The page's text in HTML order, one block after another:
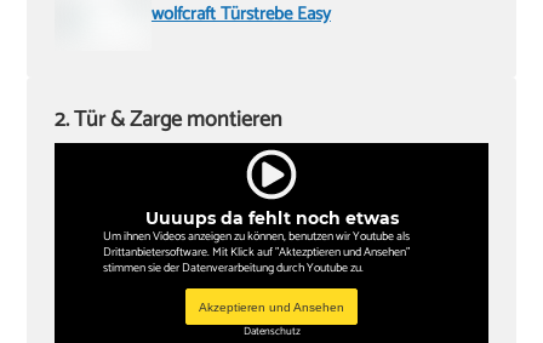
wolfcraft Türstrebe Easy
Uuuups da fehlt noch etwas
Um ihnen Videos anzeigen zu können, benutzen wir Youtube als
Drittanbietersoftware. Mit Klick auf "Aktezptieren und Ansehen"
stimmen sie der Datenverarbeitung durch Youtube zu.
Akzeptieren und Ansehen
Datenschutz
2. Tür & Zarge montieren